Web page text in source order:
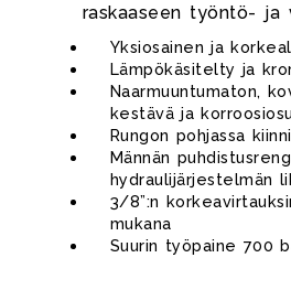
HDG15008
raskaaseen työntö- ja
Yksiosainen ja
Lämpökäsitelty ja
Naarmuuntumaton,
kestävä ja
Rungon pohjassa
Männän
hydraulijärjestelmän
3/8”:n
mukana
Suurin työpaine 700